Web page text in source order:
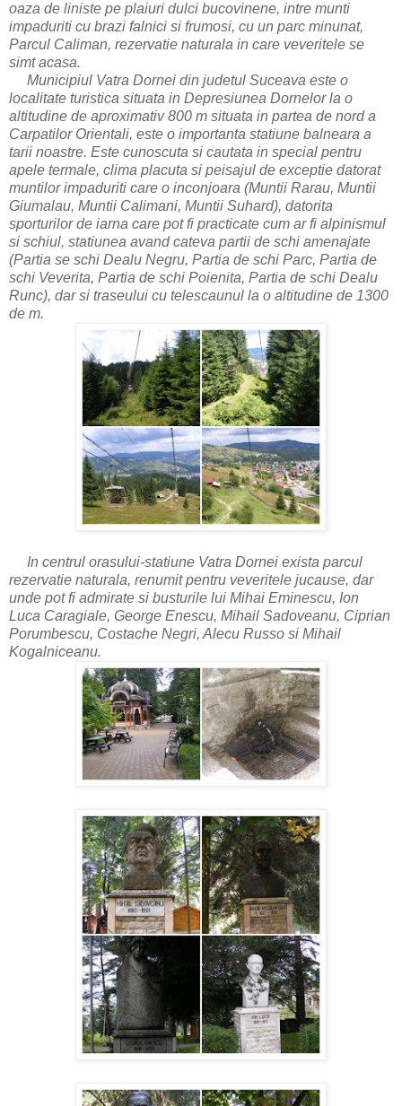
oaza de liniste pe plaiuri dulci bucovinene, intre munti
impaduriti cu brazi falnici si frumosi, cu un parc minunat,
Parcul Caliman, rezervatie naturala in care veveritele se
simt acasa.
Municipiul Vatra Dornei din judetul Suceava este o
localitate turistica situata in Depresiunea Dornelor la o
altitudine de aproximativ 800 m situata in partea de nord a
Carpatilor Orientali, este o importanta statiune balneara a
tarii noastre. Este cunoscuta si cautata in special pentru
apele termale, clima placuta si peisajul de exceptie datorat
muntilor impaduriti care o inconjoara (Muntii Rarau, Muntii
Giumalau, Muntii Calimani, Muntii Suhard), datorita
sporturilor de iarna care pot fi practicate cum ar fi alpinismul
si schiul, statiunea avand cateva partii de schi amenajate
(Partia se schi Dealu Negru, Partia de schi Parc, Partia de
schi Veverita, Partia de schi Poienita, Partia de schi Dealu
Runc), dar si traseului cu telescaunul la o altitudine de 1300
de m.
In centrul orasului-statiune Vatra Dornei exista parcul
rezervatie naturala, renumit pentru veveritele jucause, dar
unde pot fi admirate si busturile lui Mihai Eminescu, Ion
Luca Caragiale, George Enescu, Mihail Sadoveanu, Ciprian
Porumbescu, Costache Negri, Alecu Russo si Mihail
Kogalniceanu.